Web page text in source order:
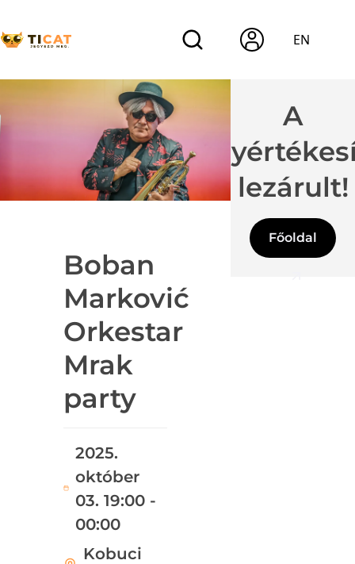
EN
Boban
Marković
Orkestar
Mrak
party
2025.
október
03. 19:00 -
00:00
Kobuci
A
lezárult!
Főoldal